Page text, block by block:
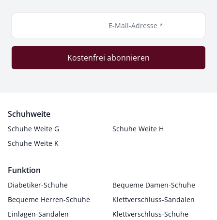
E-Mail-Adresse *
Kostenfrei abonnieren
Schuhweite
Schuhe Weite G
Schuhe Weite H
Schuhe Weite K
Funktion
Diabetiker-Schuhe
Bequeme Damen-Schuhe
Bequeme Herren-Schuhe
Klettverschluss-Sandalen
Einlagen-Sandalen
Klettverschluss-Schuhe